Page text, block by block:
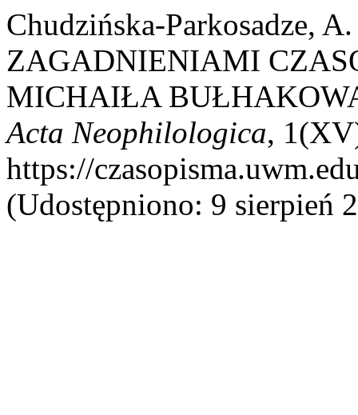
Chudzińska-Parkosadze,
ZAGADNIENIAMI
MICHAIŁA
Acta Neophilologica,
https://
(Udostępniono: 9 sierpień